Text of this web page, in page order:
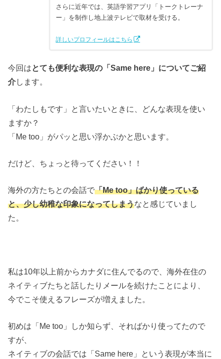
さらに近年では、英語学習アプリ「トークトレーナ
ー」を制作し地上波テレビで取材を受ける。
詳しいプロフィールはこちら
今回はとても便利な表現の「Same here」についてご紹
介します。
「わたしもです」と言いたいときに、どんな表現を使い
ますか？
「Me too」がパッと思い浮かぶかと思います。
だけど、ちょっと待ってください！！
海外の方たちとの会話で「Me too」ばかり使っている
と、少し幼稚な印象になってしまうなと感じていまし
た。
私は10年以上前からカナダに住んでるので、海外在住の
ネイティブたちと話したりメールを続けたことにより、
今でこそ使えるフレーズが増えました。
初めは「Me too」しか知らず、そればかり使ってたので
すが、
ネイティブの会話では「Same here」という表現が本当に